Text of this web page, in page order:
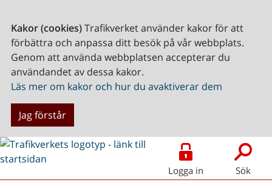
Kakor (cookies)Trafikverket använder kakor för att
förbättra och anpassa ditt besök på vår webbplats.
Genom att använda webbplatsen accepterar du
användandet av dessa kakor.
Läs mer om kakor och hur du avaktiverar dem
Jag förstår
Logga in Sök